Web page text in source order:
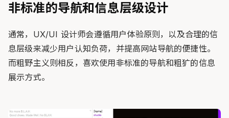
非标准的导航和信息层级设计
通常，UX/UI 设计师会遵循用户体验原则，以及合理的信
息层级来减少用户认知负荷，并提高网站导航的便捷性。
而粗野主义则相反，喜欢使用非标准的导航和粗犷的信息
展示方式。